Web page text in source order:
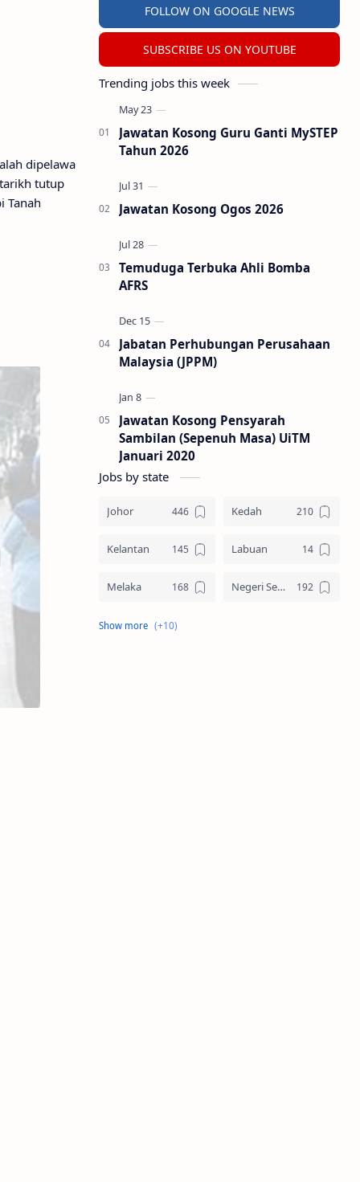
dipelawa
tutup
Tanah
FOLLOW ON GOOGLE NEWS
SUBSCRIBE US ON YOUTUBE
Trending jobs this week
Jawatan Kosong Guru Ganti MySTEP
Tahun 2026
Jawatan Kosong Ogos 2026
Temuduga Terbuka Ahli Bomba
AFRS
Jabatan Perhubungan Perusahaan
Malaysia (JPPM)
Jawatan Kosong Pensyarah
Sambilan (Sepenuh Masa) UiTM
Januari 2020
Jobs by state
Johor Kedah
Kelantan Labuan
Melaka Negeri Sembilan
Pahang